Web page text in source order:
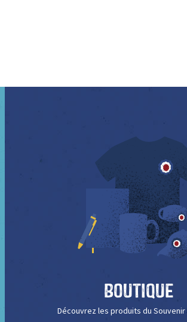
Boutique
Découvrez les produits du Souvenir